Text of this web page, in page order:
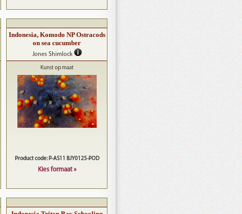
Indonesia, Komodo NP Ostracods
on sea cucumber
Jones Shimlock
Kunst op maat
Product code: P-AS11 BJY0125-POD
Kies formaat »